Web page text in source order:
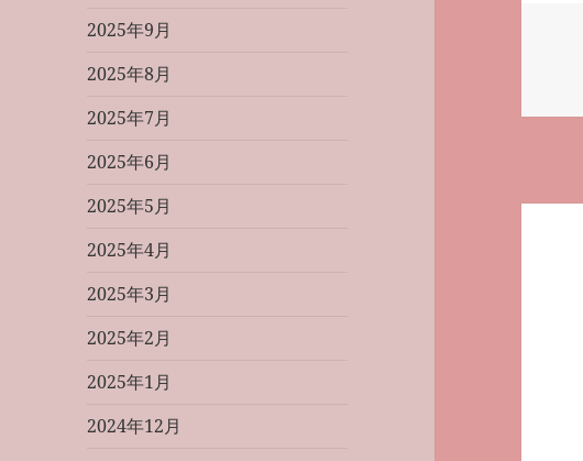
2025年9月
2025年8月
2025年7月
2025年6月
2025年5月
2025年4月
2025年3月
2025年2月
2025年1月
2024年12月